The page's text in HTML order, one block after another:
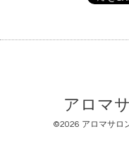
アロマ
©2026 アロマサロ